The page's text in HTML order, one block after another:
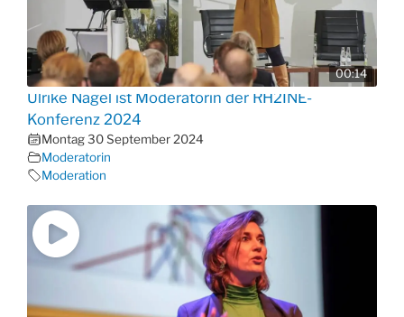
00:14
Ulrike Nagel ist Moderatorin der RH2INE-
Konferenz 2024
Montag 30 September 2024
Moderatorin
Moderation